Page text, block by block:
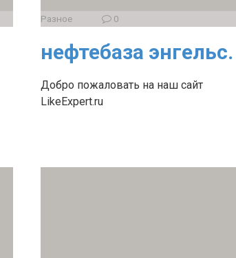
Разное 0
нефтебаза энгельс.
Добро пожаловать на наш сайт
LikeExpert.ru